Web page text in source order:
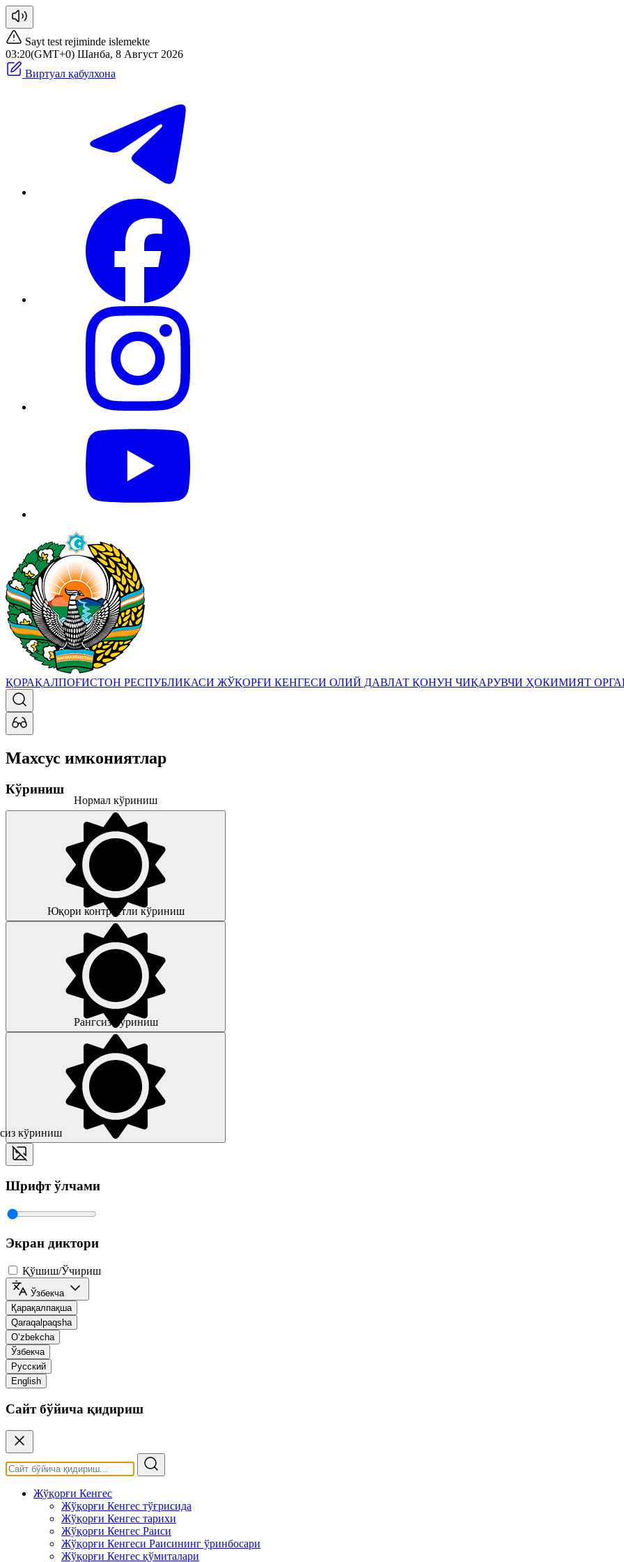
Sayt test rejiminde islemekte
03:20(GMT+0) Шанба, 8 Август 2026
Виртуал қабулхона
ҚОРАҚАЛПОҒИСТОН РЕСПУБЛИКАСИ ЖЎҚОРҒИ КЕНГЕСИ ОЛИЙ ДАВЛАТ ҚОНУН ЧИҚАРУВЧИ ҲОКИМИЯТ
Махсус имкониятлар
Кўриниш
Нормал кўриниш
Юқори контрастли кўриниш
Рангсиз кўриниш
кўриниш
Шрифт ўлчами
Экран диктори
Қўшиш/Ўчириш
Ўзбекча
Қарақалпақша
Qaraqalpaqsha
O‘zbekcha
Ўзбекча
Русский
English
Сайт бўйича қидириш
Жўқорғи Кенгес
Жўқорғи Кенгес тўғрисида
Жўқорғи Кенгес тарихи
Жўқорғи Кенгес Раиси
Жўқорғи Кенгеси Раисининг ўринбосари
Жўқорғи Кенгес қўмиталари